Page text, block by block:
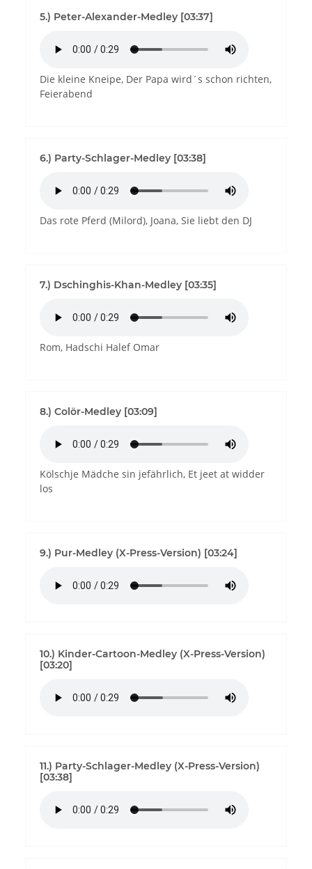
5.) Peter-Alexander-Medley [03:37]
Die kleine Kneipe, Der Papa wird´s schon richten,
Feierabend
6.) Party-Schlager-Medley [03:38]
Das rote Pferd (Milord), Joana, Sie liebt den DJ
7.) Dschinghis-Khan-Medley [03:35]
Rom, Hadschi Halef Omar
8.) Colör-Medley [03:09]
Kölschje Mädche sin jefährlich, Et jeet at widder
los
9.) Pur-Medley (X-Press-Version) [03:24]
10.) Kinder-Cartoon-Medley (X-Press-Version)
[03:20]
11.) Party-Schlager-Medley (X-Press-Version)
[03:38]